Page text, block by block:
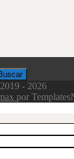
- 2026
por